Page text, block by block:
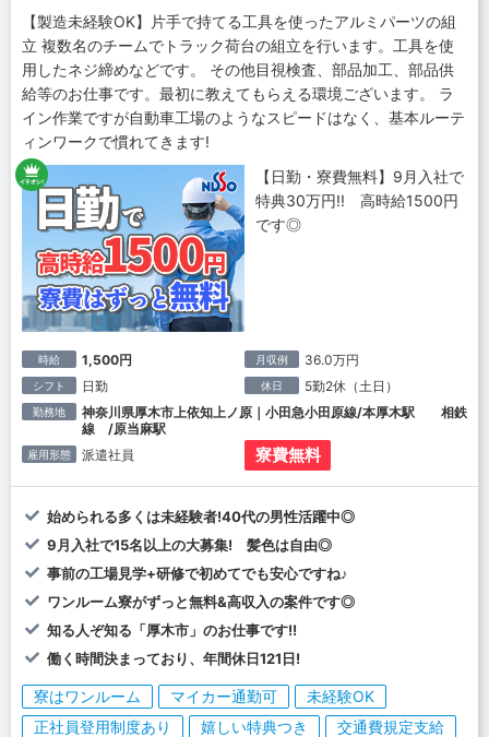
【製造未経験OK】片手で持てる工具を使ったアルミパーツの組
立 複数名のチームでトラック荷台の組立を行います。工具を使
用したネジ締めなどです。 その他目視検査、部品加工、部品供
給等のお仕事です。最初に教えてもらえる環境ございます。 ラ
イン作業ですが自動車工場のようなスピードはなく、基本ルーテ
ィンワークで慣れてきます!
【日勤・寮費無料】9月入社で
特典30万円!! 高時給1500円
です◎
時給 1,500円 月収例 36.0万円
シフト 日勤 休日 5勤2休（土日）
勤務地
神奈川県厚木市上依知上ノ原｜小田急小田原線/本厚木駅 相鉄
線 /原当麻駅
雇用形態 派遣社員 寮費無料
始められる多くは未経験者!40代の男性活躍中◎
9月入社で15名以上の大募集! 髪色は自由◎
事前の工場見学+研修で初めてでも安心ですね♪
ワンルーム寮がずっと無料&高収入の案件です◎
知る人ぞ知る「厚木市」のお仕事です!!
働く時間決まっており、年間休日121日!
寮はワンルーム マイカー通勤可
未経験OK
正社員登用制度あり
嬉しい特典つき
交通費規定支給